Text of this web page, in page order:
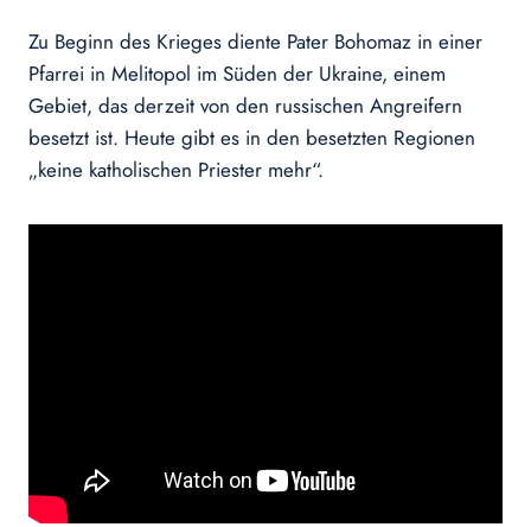
Zu Beginn des Krieges diente Pater Bohomaz in einer
Pfarrei in Melitopol im Süden der Ukraine, einem
Gebiet, das derzeit von den russischen Angreifern
besetzt ist. Heute gibt es in den besetzten Regionen
„keine katholischen Priester mehr“.